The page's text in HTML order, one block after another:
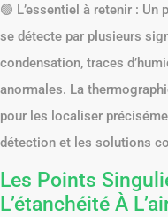
🟢 L’essentiel à retenir :
se détecte par plusieurs
condensation, traces
anormales. La
pour les localiser
détection et les solutions
Les Points
L’étanchéité À